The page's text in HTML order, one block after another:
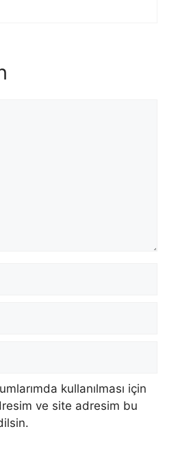
kullanılması için
ve site adresim bu